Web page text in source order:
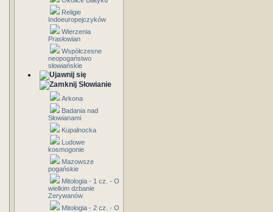
Religie
Indoeuropejczyków
Wierzenia
Prasłowian
Współczesne
neopogaństwo
słowiańskie
Słowianie
Arkona
Badania nad
Słowianami
Kupalnocka
Ludowe
kosmogonie
Mazowsze
pogańskie
Mitologia - 1 cz. - O
wielkim dzbanie
Zerywanów
Mitologia - 2 cz. - O